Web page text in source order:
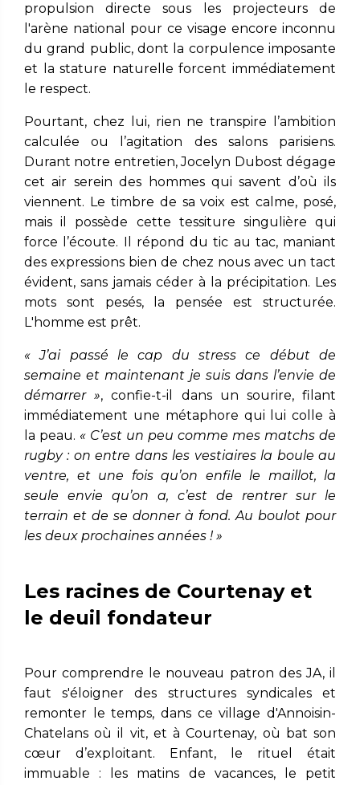
propulsion directe sous les projecteurs de
l'arène national pour ce visage encore inconnu
du grand public, dont la corpulence imposante
et la stature naturelle forcent immédiatement
le respect.
Pourtant, chez lui, rien ne transpire l’ambition
calculée ou l’agitation des salons parisiens.
Durant notre entretien, Jocelyn Dubost dégage
cet air serein des hommes qui savent d’où ils
viennent. Le timbre de sa voix est calme, posé,
mais il possède cette tessiture singulière qui
force l’écoute. Il répond du tic au tac, maniant
des expressions bien de chez nous avec un tact
évident, sans jamais céder à la précipitation. Les
mots sont pesés, la pensée est structurée.
L'homme est prêt.
« J’ai passé le cap du stress ce début de
semaine et maintenant je suis dans l’envie de
démarrer », confie-t-il dans un sourire, filant
immédiatement une métaphore qui lui colle à
la peau. « C’est un peu comme mes matchs de
rugby : on entre dans les vestiaires la boule au
ventre, et une fois qu’on enfile le maillot, la
seule envie qu’on a, c’est de rentrer sur le
terrain et de se donner à fond. Au boulot pour
les deux prochaines années ! »
Les racines de Courtenay et
le deuil fondateur
Pour comprendre le nouveau patron des JA, il
faut s'éloigner des structures syndicales et
remonter le temps, dans ce village d'Annoisin-
Chatelans où il vit, et à Courtenay, où bat son
cœur d’exploitant. Enfant, le rituel était
immuable : les matins de vacances, le petit